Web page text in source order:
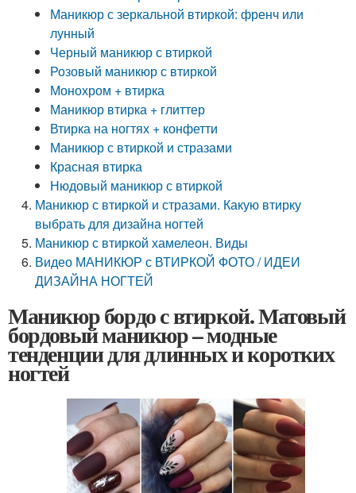
Маникюр с зеркальной втиркой: френч или
лунный
Черный маникюр с втиркой
Розовый маникюр с втиркой
Монохром + втирка
Маникюр втирка + глиттер
Втирка на ногтях + конфетти
Маникюр с втиркой и стразами
Красная втирка
Нюдовый маникюр с втиркой
Маникюр с втиркой и стразами. Какую втирку
выбрать для дизайна ногтей
Маникюр с втиркой хамелеон. Виды
Видео МАНИКЮР с ВТИРКОЙ ФОТО / ИДЕИ
ДИЗАЙНА НОГТЕЙ
Маникюр бордо с втиркой. Матовый
бордовый маникюр – модные
тенденции для длинных и коротких
ногтей